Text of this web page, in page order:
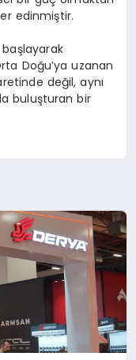
edinmiştir.
Doğu’ya uzanan
değil, aynı
buluşturan bir